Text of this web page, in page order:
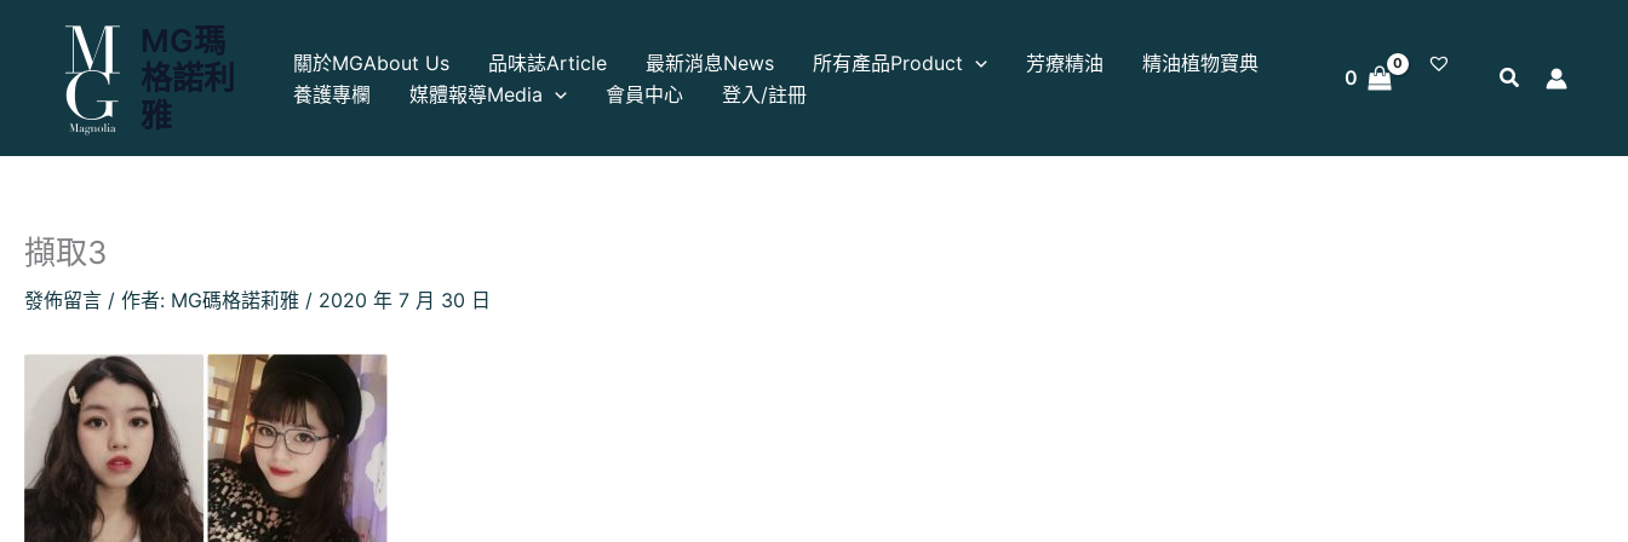
MG瑪
格諾利
雅
關於MGAbout Us 品味誌Article 最新消息News 所有產品Product 芳療精油
精油植物寶典
養護專欄
媒體報導Media 會員中心 登入/註冊
0
擷取3
發佈留言 / 作者: MG碼格諾莉雅 / 2020 年 7 月 30 日